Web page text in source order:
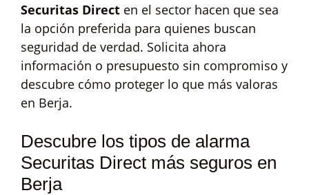
Securitas Direct en el sector hacen que sea
la opción preferida para quienes buscan
seguridad de verdad. Solicita ahora
información o presupuesto sin compromiso y
descubre cómo proteger lo que más valoras
en Berja.
Descubre los tipos de alarma
Securitas Direct más seguros en
Berja